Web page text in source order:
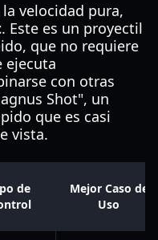
velocidad pura,
. Este es un proyectil
que no requiere
ejecuta
con otras
Shot", un
que es casi
vista.
de
Mejor Caso de
Uso